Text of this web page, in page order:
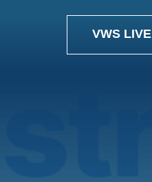
VWS LIVE